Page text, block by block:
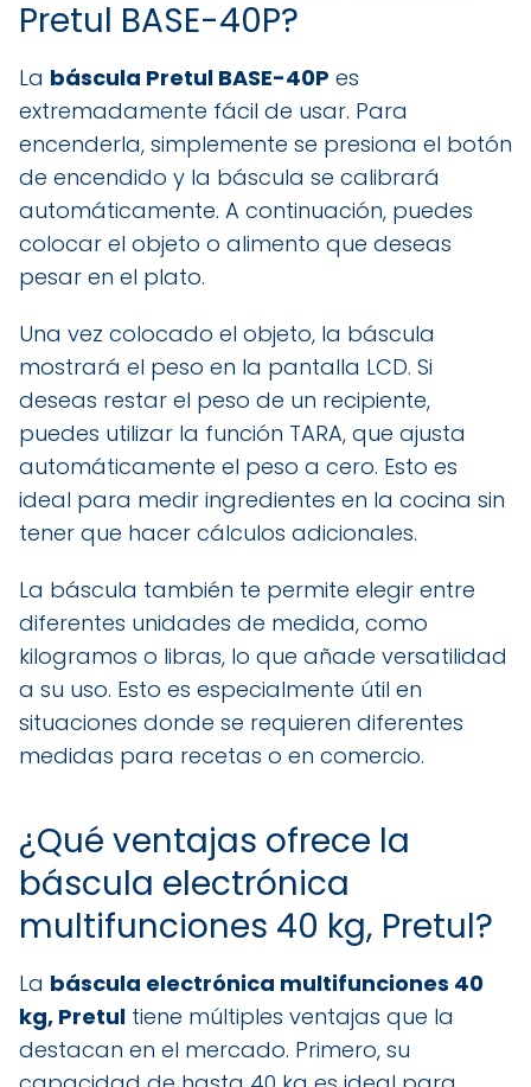
Pretul BASE-40P?
La báscula Pretul BASE-40P es
extremadamente fácil de usar. Para
encenderla, simplemente se presiona el botón
de encendido y la báscula se calibrará
automáticamente. A continuación, puedes
colocar el objeto o alimento que deseas
pesar en el plato.
Una vez colocado el objeto, la báscula
mostrará el peso en la pantalla LCD. Si
deseas restar el peso de un recipiente,
puedes utilizar la función TARA, que ajusta
automáticamente el peso a cero. Esto es
ideal para medir ingredientes en la cocina sin
tener que hacer cálculos adicionales.
La báscula también te permite elegir entre
diferentes unidades de medida, como
kilogramos o libras, lo que añade versatilidad
a su uso. Esto es especialmente útil en
situaciones donde se requieren diferentes
medidas para recetas o en comercio.
¿Qué ventajas ofrece la
báscula electrónica
multifunciones 40 kg, Pretul?
La báscula electrónica multifunciones 40
kg, Pretul tiene múltiples ventajas que la
destacan en el mercado. Primero, su